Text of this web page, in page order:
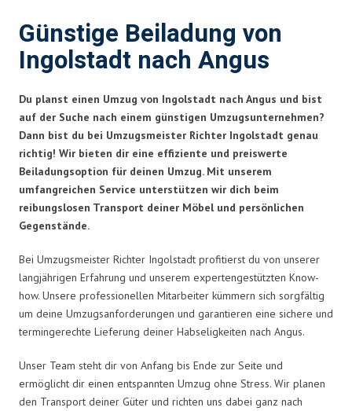
Günstige Beiladung von
Ingolstadt nach Angus
Du planst einen Umzug von Ingolstadt nach Angus und bist
auf der Suche nach einem günstigen Umzugsunternehmen?
Dann bist du bei Umzugsmeister Richter Ingolstadt genau
richtig! Wir bieten dir eine effiziente und preiswerte
Beiladungsoption für deinen Umzug. Mit unserem
umfangreichen Service unterstützen wir dich beim
reibungslosen Transport deiner Möbel und persönlichen
Gegenstände.
Bei Umzugsmeister Richter Ingolstadt profitierst du von unserer
langjährigen Erfahrung und unserem expertengestützten Know-
how. Unsere professionellen Mitarbeiter kümmern sich sorgfältig
um deine Umzugsanforderungen und garantieren eine sichere und
termingerechte Lieferung deiner Habseligkeiten nach Angus.
Unser Team steht dir von Anfang bis Ende zur Seite und
ermöglicht dir einen entspannten Umzug ohne Stress. Wir planen
den Transport deiner Güter und richten uns dabei ganz nach